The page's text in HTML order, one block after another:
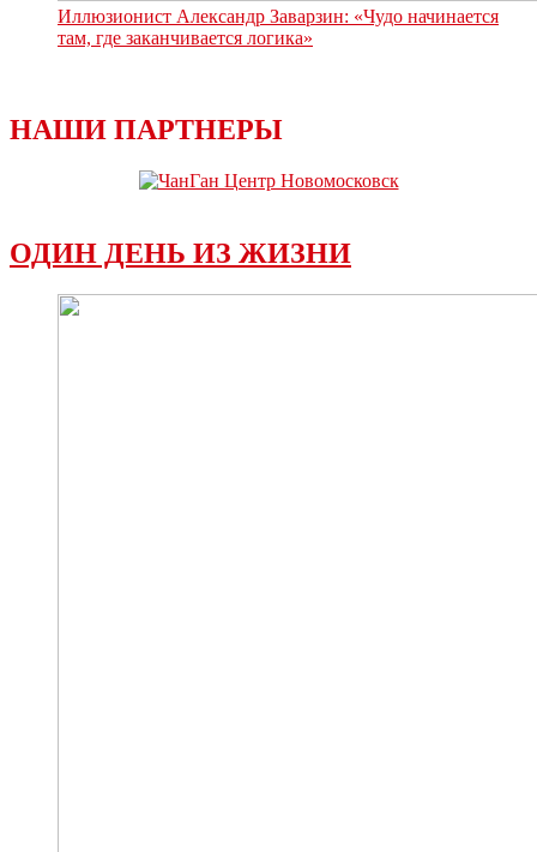
Иллюзионист Александр Заварзин: «Чудо начинается
там, где заканчивается логика»
НАШИ ПАРТНЕРЫ
ОДИН ДЕНЬ ИЗ ЖИЗНИ